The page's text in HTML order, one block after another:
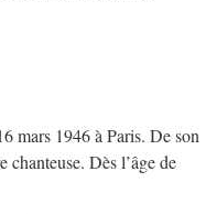
mars 1946 à Paris. De son
chanteuse. Dès l’âge de